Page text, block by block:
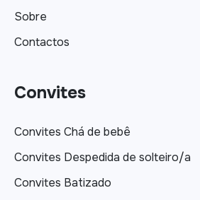
Sobre
Contactos
Convites
Convites Chá de bebê
Convites Despedida de solteiro/a
Convites Batizado